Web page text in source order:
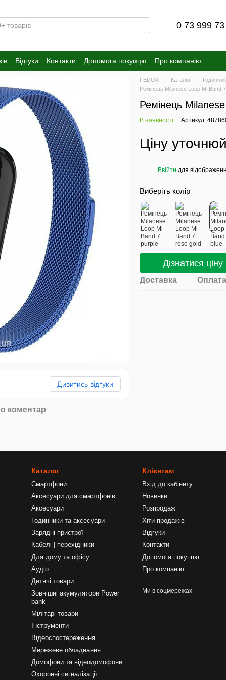
0 73 999
Відгуки Контакти Допомога покупцю Про компанію
Дивитись відгуки
коментар
FEDOX Каталог
Ремінець Milanese Loop Mi Band
Ремінець
В наявності Артикул:
Ціну
Ввійти для
Виберіть колір
Дізнатися ціну
Доставка Оплата
Каталог
Смартфони
Аксесуари для смартфонів
Аксесуари
Годинники та аксесуари
Зарядні пристрої
Кабелі | перехідники
Для дому та офісу
Аудіо
Дитячі товари
Зовнішні акумулятори Power
bank
Мілітарі товари
Інструменти
Відеоспостереження
Мережеве обладнання
Домофони та відеодомофони
Охоронні сигналізації
Клієнтам
Вхід до кабінету
Новинки
Розпродаж
Хіти продажів
Відгуки
Контакти
Допомога покупцю
Про компанію
Ми в соцмережах